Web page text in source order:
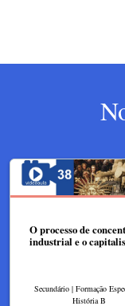
O processo de
industrial e o
Secundário | Formação
História B